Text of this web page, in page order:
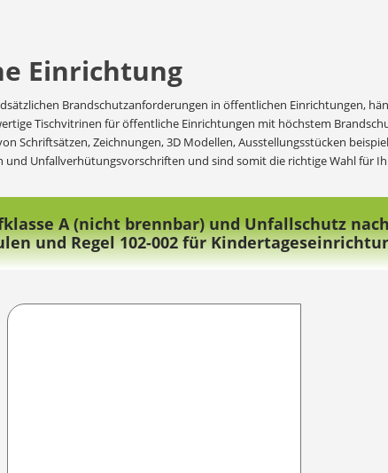
Einrichtung
Brandschutzanforderungen in öffentlichen Einrichtungen,
Tischvitrinen für öffentliche Einrichtungen mit höchstem
Schriftsätzen, Zeichnungen, 3D Modellen, Ausstellungsstücken
Unfallverhütungsvorschriften und sind somit die richtige Wahl für
A (nicht brennbar) und Unfallschutz
und Regel 102-002 für